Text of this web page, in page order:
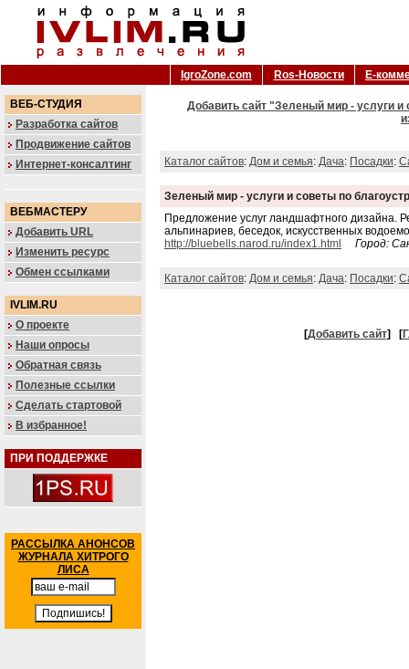
IgroZone.com Ros-Новости Е-
ВЕБ-СТУДИЯ
Разработка сайтов
Продвижение сайтов
Интернет-консалтинг
ВЕБМАСТЕРУ
Добавить URL
Изменить ресурс
Обмен ссылками
IVLIM.RU
О проекте
Наши опросы
Обратная связь
Полезные ссылки
Сделать стартовой
В избранное!
ПРИ ПОДДЕРЖКЕ
РАССЫЛКА АНОНСОВ
ЖУРНАЛА ХИТРОГО
ЛИСА
Добавить сайт "Зеленый мир - услуги и
Каталог сайтов: Дом и семья: Дача: Посадки:
Зеленый мир - услуги и советы по
Предложение услуг ландшафтного дизайна.
альпинариев, беседок, искусственных
http://bluebells.narod.ru/index1.html
Город:
Каталог сайтов: Дом и семья: Дача: Посадки:
[Добавить сайт] [